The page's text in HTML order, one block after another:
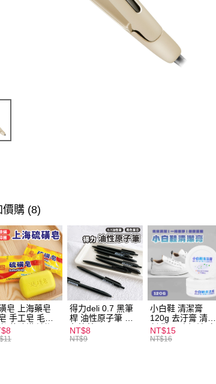
價購 (8)
皂 上海藥皂
手工皂 毛囊
菌除蟎 清潔
去油去痘 寵
得力deli 0.7 黑筆
桿 油性原子筆 黑
色筆芯 S304
NT$8
NT$9
小白鞋 清潔膏
120g 去汙膏 清潔
劑 鞋子 去汙漬 白
皮鞋 鞋油
NT$15
NT$16